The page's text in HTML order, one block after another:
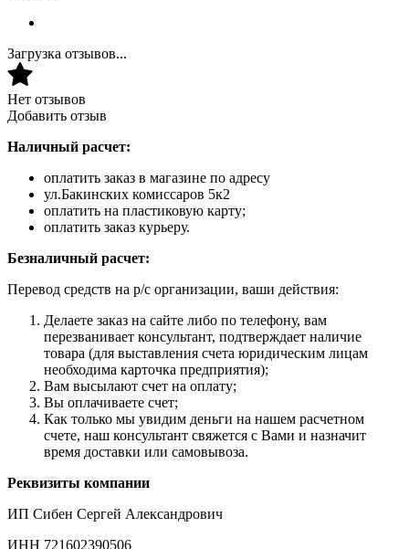
Загрузка отзывов...
Нет отзывов
Добавить отзыв
Наличный расчет:
оплатить заказ в магазине по адресу
ул.Бакинских комиссаров 5к2
оплатить на пластиковую карту;
оплатить заказ курьеру.
Безналичный расчет:
Перевод средств на р/с организации, ваши действия:
Делаете заказ на сайте либо по телефону, вам
перезванивает консультант, подтверждает наличие
товара (для выставления счета юридическим лицам
необходима карточка предприятия);
Вам высылают счет на оплату;
Вы оплачиваете счет;
Как только мы увидим деньги на нашем расчетном
счете, наш консультант свяжется с Вами и назначит
время доставки или самовывоза.
Реквизиты компании
ИП Сибен Сергей Александрович
ИНН 721602390506